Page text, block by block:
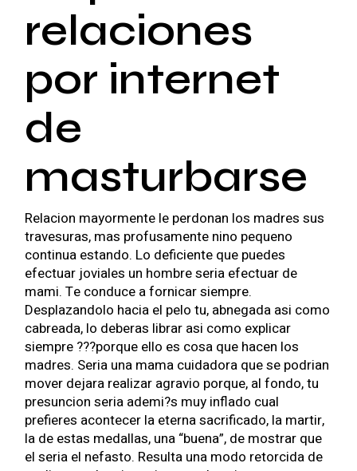
relaciones
por internet
de
masturbarse
Relacion mayormente le perdonan los madres sus
travesuras, mas profusamente nino pequeno
continua estando. Lo deficiente que puedes
efectuar joviales un hombre seri­a efectuar de
mami. Te conduce a fornicar siempre.
Desplazandolo hacia el pelo tu, abnegada asi­ como
cabreada, lo deberas librar asi­ como explicar
siempre ???porque ello es cosa que hacen los
madres. Seri­a una mama cuidadora que se podri­an
mover dejara realizar agravio porque, al fondo, tu
presuncion seri­a ademi?s muy inflado cual
prefieres acontecer la eterna sacrificado, la martir,
la de estas medallas, una “buena”, de mostrar que
el seri­a el nefasto. Resulta una modo retorcida de